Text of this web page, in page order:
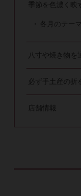
季節を色濃く映
各月のテーマ
八寸や焼き物を
必ず手土産の折
店舗情報